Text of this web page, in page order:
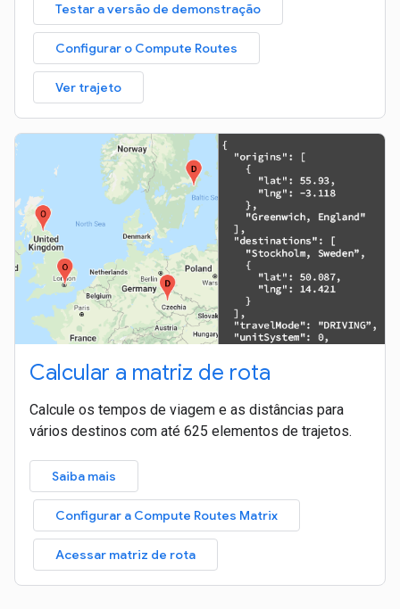
Testar a versão de demonstração
Configurar o Compute Routes
Ver trajeto
Calcular a matriz de rota
Calcule os tempos de viagem e as distâncias para
vários destinos com até 625 elementos de trajetos.
Saiba mais
Configurar a Compute Routes Matrix
Acessar matriz de rota